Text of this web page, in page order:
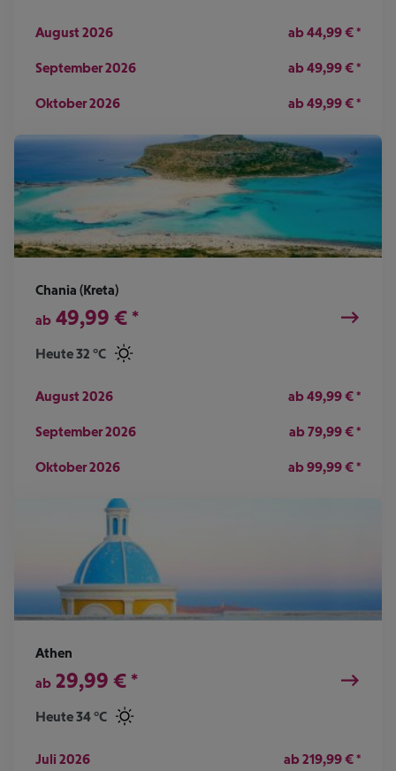
August 2026 ab44,99€*
September 2026 ab49,99€*
Oktober 2026 ab49,99€*
Chania (Kreta)
ab 49,99 € *
Heute 32 °C
August 2026 ab49,99€*
September 2026 ab79,99€*
Oktober 2026 ab99,99€*
Athen
ab 29,99 € *
Heute 34 °C
Juli 2026 ab219,99€*